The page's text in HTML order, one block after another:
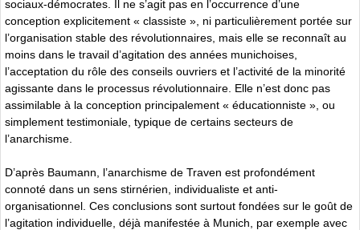
sociaux-démocrates. Il ne s’agit pas en l’occurrence d’une
conception explicitement « classiste », ni particulièrement portée sur
l’organisation stable des révolutionnaires, mais elle se reconnaît au
moins dans le travail d’agitation des années munichoises,
l’acceptation du rôle des conseils ouvriers et l’activité de la minorité
agissante dans le processus révolutionnaire. Elle n’est donc pas
assimilable à la conception principalement « éducationniste », ou
simplement testimoniale, typique de certains secteurs de
l’anarchisme.
D’après Baumann, l’anarchisme de Traven est profondément
connoté dans un sens stirnérien, individualiste et anti-
organisationnel. Ces conclusions sont surtout fondées sur le goût de
l’agitation individuelle, déjà manifestée à Munich, par exemple avec